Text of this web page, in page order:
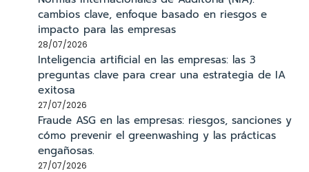
cambios clave, enfoque basado en riesgos e
impacto para las empresas
28/07/2026
Inteligencia artificial en las empresas: las 3
preguntas clave para crear una estrategia de IA
exitosa
27/07/2026
Fraude ASG en las empresas: riesgos, sanciones y
cómo prevenir el greenwashing y las prácticas
engañosas.
27/07/2026